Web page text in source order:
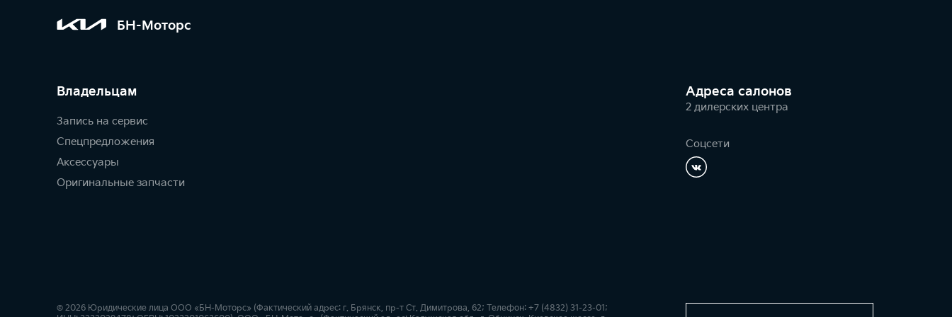
БН-Моторс
Владельцам
Запись на сервис
Спецпредложения
Аксессуары
Оригинальные запчасти
Адреса салонов
2 дилерских центра
Соцсети
© 2026 Юридические лица ООО «БН-Моторс» (Фактический адрес: г. Брянск, пр-т Ст. Димитрова, 62; Телефон: +7 (4832) 31-23-01;